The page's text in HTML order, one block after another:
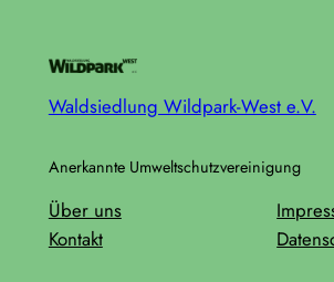
Waldsiedlung Wildpark-West e.V.
Anerkannte Umweltschutzvereinigung
Über uns
Kontakt